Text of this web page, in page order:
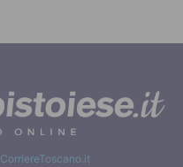
CorriereToscano.it